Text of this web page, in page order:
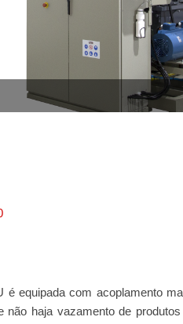
equipada com acoplamento
haja vazamento de